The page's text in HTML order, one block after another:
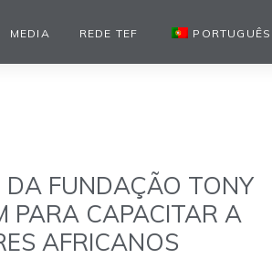
MEDIA REDE TEF PORTUGUÊS
DA FUNDAÇÃO TONY
PARA CAPACITAR A
AFRICANOS